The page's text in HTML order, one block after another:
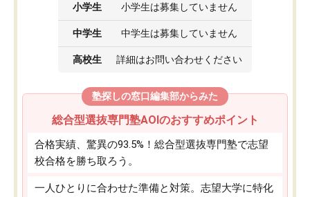
小学生 小学生は募集していません
中学生 中学生は募集していません
高校生 詳細はお問い合わせください
塾探しの窓口編集部からみた
総合型選抜専門塾AOIのおすすめポイント
合格実績、驚異の93.5%！総合型選抜専門塾で志望
校合格を勝ち取ろう。
一人ひとりに合わせた準備と対策。志望大学に特化